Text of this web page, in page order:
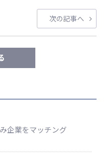
の
投
次の記事へ
企業をマッチング